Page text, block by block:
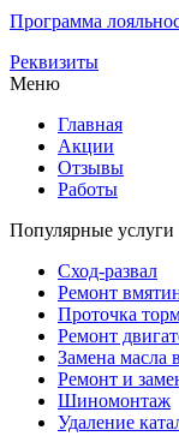
Программа
Реквизиты
Меню
Главная
Акции
Отзывы
Работы
Популярные услуги
Сход-развал
Ремонт
Проточка
Ремонт
Замена масла
Ремонт и
Шиномонтаж
Удаление